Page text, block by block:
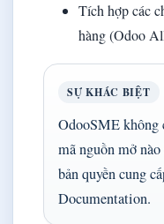
Tích hợp các
hàng (Odoo
SỰ KHÁC BIỆT
OdooSME
mã nguồn mở
bản quyền cung
Documentation.